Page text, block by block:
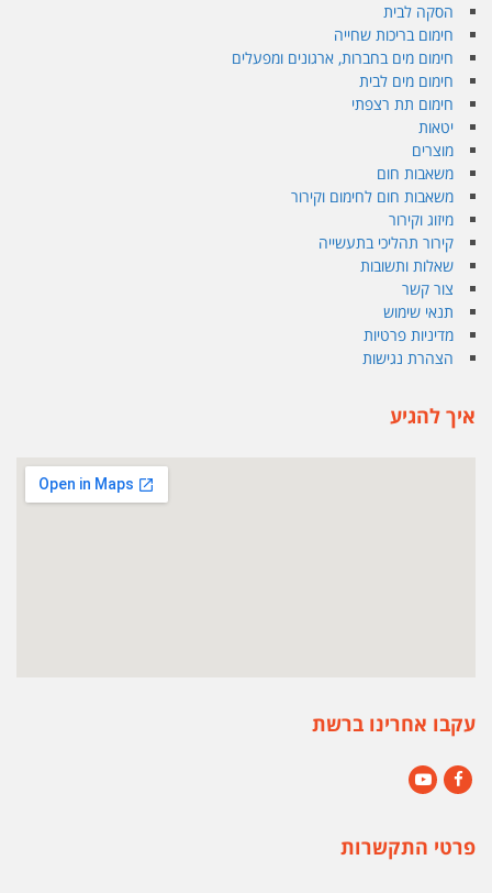
הסקה לבית
חימום בריכות שחייה
חימום מים בחברות, ארגונים ומפעלים
חימום מים לבית
חימום תת רצפתי
יטאות
מוצרים
משאבות חום
משאבות חום לחימום וקירור
מיזוג וקירור
קירור תהליכי בתעשייה
שאלות ותשובות
צור קשר
תנאי שימוש
מדיניות פרטיות
הצהרת נגישות
איך להגיע
עקבו אחרינו ברשת
פרטי התקשרות